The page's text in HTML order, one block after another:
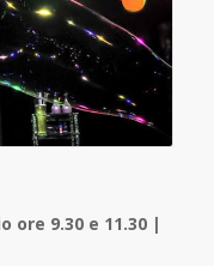
ore 9.30 e 11.30 |